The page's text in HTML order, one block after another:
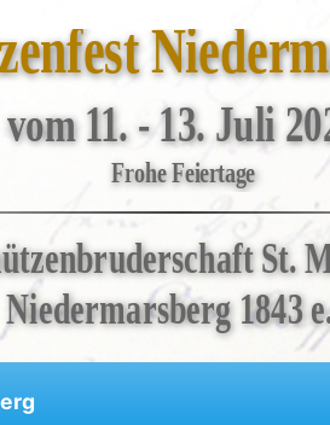
vom 11. - 13. Juli
Frohe Feiertage
St.
Niedermarsberg 1843